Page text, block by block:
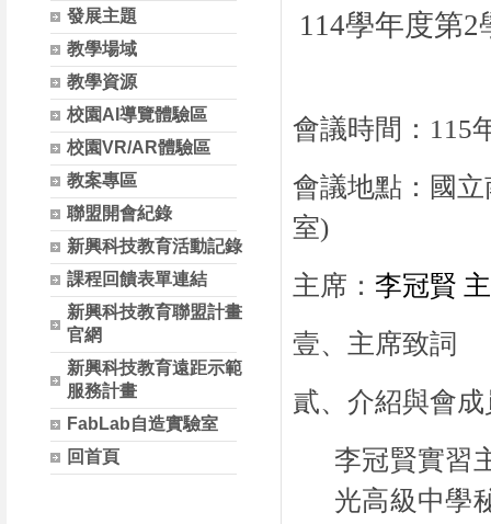
發展主題
教學場域
教學資源
校園AI導覽體驗區
校園VR/AR體驗區
教案專區
聯盟開會紀錄
新興科技教育活動記錄
課程回饋表單連結
新興科技教育聯盟計畫
官網
新興科技教育遠距示範
服務計畫
FabLab自造實驗室
回首頁
114學年度第2
會議時間： 115
會議地點：國
室)
主席： 李冠賢
壹、主席致詞
貳、介紹與會成
李冠賢實習
光高級中學